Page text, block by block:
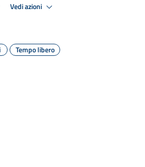
Vedi azioni
Tempo libero